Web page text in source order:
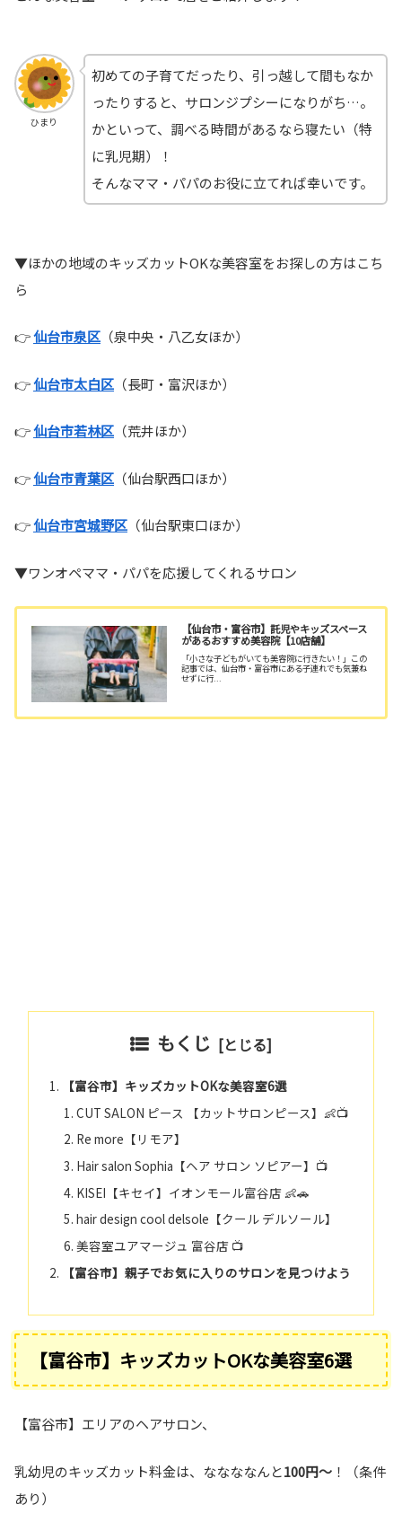
ひまり
初めての子育てだったり、引っ越して間もなか
ったりすると、サロンジプシーになりがち…。
かといって、調べる時間があるなら寝たい（特
に乳児期）！
そんなママ・パパのお役に立てれば幸いです。
▼ほかの地域のキッズカットOKな美容室をお探しの方はこち
ら
👉仙台市泉区 （泉中央・八乙女ほか）
👉仙台市太白区 （長町・富沢ほか）
👉仙台市若林区 （荒井ほか）
👉仙台市青葉区 （仙台駅西口ほか）
👉仙台市宮城野区 （仙台駅東口ほか）
▼ワンオペママ・パパを応援してくれるサロン
【仙台市・富谷市】託児やキッズスペース
があるおすすめ美容院【10店舗】
「小さな子どもがいても美容院に行きたい！」この
記事では、仙台市・富谷市にある子連れでも気兼ね
せずに行...
もくじ
【富谷市】キッズカットOKな美容室6選
CUT SALON ピース 【カットサロンピース】👶📺
Re more【リモア】
Hair salon Sophia【ヘア サロン ソピアー】📺
KISEI【キセイ】イオンモール富谷店 👶🚗
hair design cool delsole【クール デルソール】
美容室ユアマージュ 富谷店 📺
【富谷市】親子でお気に入りのサロンを見つけよう
【富谷市】キッズカットOKな美容室6選
【富谷市】エリアのヘアサロン、
乳幼児のキッズカット料金は、ななななんと100円～ ！（条件
あり）